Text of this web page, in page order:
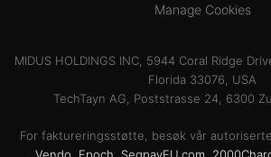
Manage Cookies
MIDUS HOLDINGS INC, 5944 Coral Ridge
Florida 33076, USA
TechTayn AG, Poststrasse 24, 6300
For faktureringsstøtte, besøk vår
Vendo
Epoch SegpayEU.com